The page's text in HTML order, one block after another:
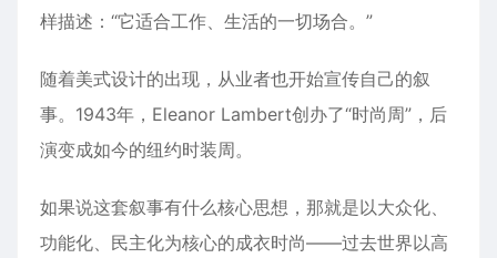
样描述：“它适合工作、生活的一切场合。”
随着美式设计的出现，从业者也开始宣传自己的叙
事。1943年，Eleanor Lambert创办了“时尚周”，后
演变成如今的纽约时装周。
如果说这套叙事有什么核心思想，那就是以大众化、
功能化、民主化为核心的成衣时尚——过去世界以高